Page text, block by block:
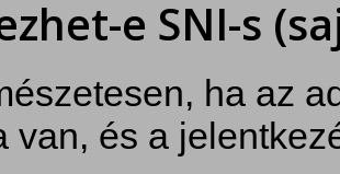
e SNI-s
ha az
van, és a